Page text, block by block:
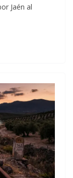
Jaén al